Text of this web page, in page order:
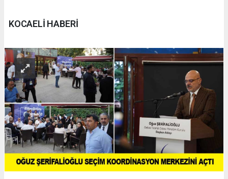
KOCAELİ HABERİ